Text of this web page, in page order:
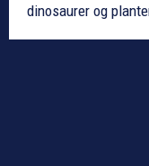
dinosaurer og